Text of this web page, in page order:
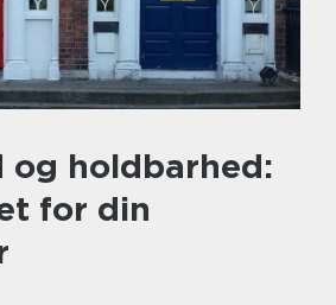
og holdbarhed:
for din